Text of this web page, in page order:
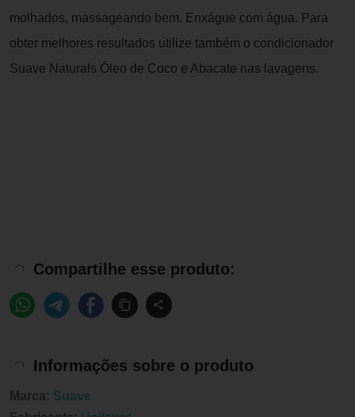
molhados, massageando bem. Enxágue com água. Para
obter melhores resultados utilize também o condicionador
Suave Naturals Óleo de Coco e Abacate nas lavagens.
Compartilhe esse produto:
Informações sobre o produto
Marca: Suave